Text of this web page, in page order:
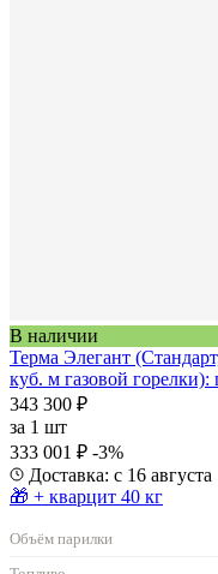
В наличии
Терма Элегант
куб. м газовой горелки):
343 300 ₽
за 1 шт
333 001 ₽ -3%
Доставка: с 16 августа
🎁 + кварцит 40 кг
Объём парилки